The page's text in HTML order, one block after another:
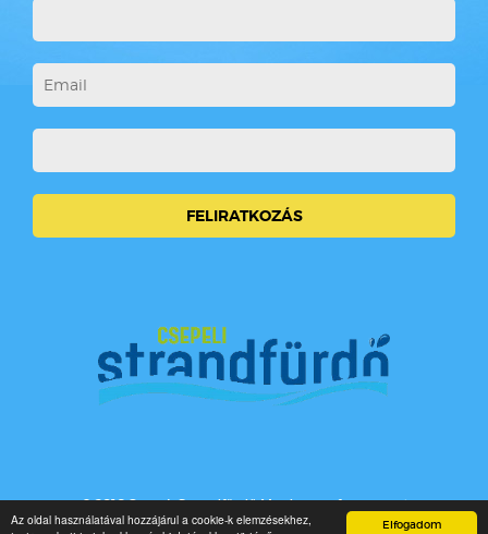
Elfogadom
Az oldal használatával hozzájárul a cookie-k elemzésekhez,
© 2016 Csepeli Strandfürdő Minden jog fenntartva!